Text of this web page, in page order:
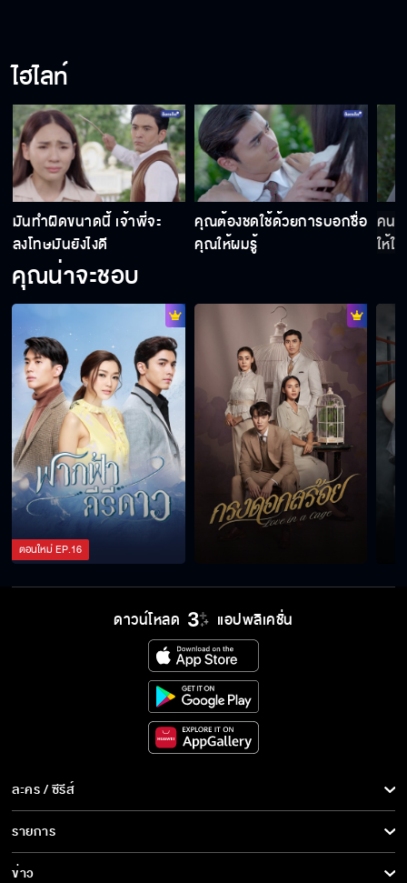
แกมานี่ทำไม
ถ้ามันต่ำแล้วเธอจะเอาไปทำไม
อย่าให้มีเรื่องแบบนี้อีก
ทำผิดต้องโดนลงโทษ
ลูกคนงานแล้วมันเป็นยังไง
ทำไมต้องยอมให้เขาดูถูก
ถึงเวลาของนายแล้วหมอ เข้าไปหารักแท้ของนาย
ไฮไลท์
มันทำผิดขนาดนี้ เจ้าพี่จะ
ลงโทษมันยังไงดี
คุณต้องชดใช้ด้วยการบอกชื่อ
คุณให้ผมรู้
คนอ
ให้ใ
คุณน่าจะชอบ
ตอนใหม่EP.16
ดาวน์โหลด แอปพลิเคชั่น
ละคร / ซีรีส์
ละคร/ซีรีส์
ซีรีส์นานาชาติ
รายการ
รายการทั้งหมด
ข่าว